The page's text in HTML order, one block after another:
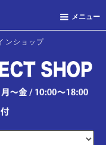
メニュー
ンショップ